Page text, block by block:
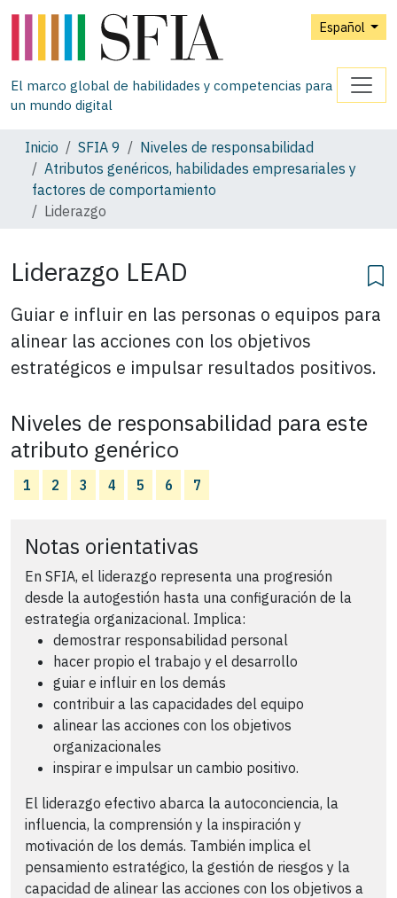
Español
El marco global de habilidades y competencias para
un mundo digital
Inicio SFIA 9
Niveles de responsabilidad
Atributos genéricos, habilidades empresariales y
factores de comportamiento
Liderazgo
Liderazgo LEAD
Guiar e influir en las personas o equipos para
alinear las acciones con los objetivos
estratégicos e impulsar resultados positivos.
Niveles de responsabilidad para este
atributo genérico
1 2 3 4 5 6 7
Notas orientativas
En SFIA, el liderazgo representa una progresión
desde la autogestión hasta una configuración de la
estrategia organizacional. Implica:
demostrar responsabilidad personal
hacer propio el trabajo y el desarrollo
guiar e influir en los demás
contribuir a las capacidades del equipo
alinear las acciones con los objetivos
organizacionales
inspirar e impulsar un cambio positivo.
El liderazgo efectivo abarca la autoconciencia, la
influencia, la comprensión y la inspiración y
motivación de los demás. También implica el
pensamiento estratégico, la gestión de riesgos y la
capacidad de alinear las acciones con los objetivos a